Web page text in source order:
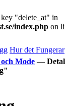
"delete_at" in
index.php on
Hur det Fungerar
Mode —